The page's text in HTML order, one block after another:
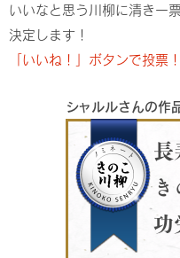
いいなと思う川柳に清き一
決定します！
「いいね！」ボタンで投票！
シャルルさんの作
功